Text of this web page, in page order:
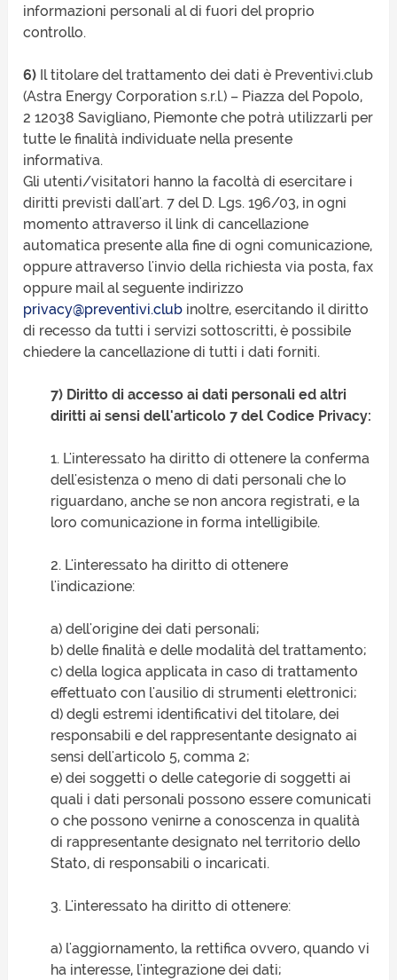
informazioni personali al di fuori del proprio
controllo.
6) Il titolare del trattamento dei dati è Preventivi.club
(Astra Energy Corporation s.r.l.) – Piazza del Popolo,
2 12038 Savigliano, Piemonte che potrà utilizzarli per
tutte le finalità individuate nella presente
informativa.
Gli utenti/visitatori hanno la facoltà di esercitare i
diritti previsti dall'art. 7 del D. Lgs. 196/03, in ogni
momento attraverso il link di cancellazione
automatica presente alla fine di ogni comunicazione,
oppure attraverso l'invio della richiesta via posta, fax
oppure mail al seguente indirizzo
privacy@preventivi.club inoltre, esercitando il diritto
di recesso da tutti i servizi sottoscritti, è possibile
chiedere la cancellazione di tutti i dati forniti.
7) Diritto di accesso ai dati personali ed altri
diritti ai sensi dell'articolo 7 del Codice Privacy:
1. L'interessato ha diritto di ottenere la conferma
dell'esistenza o meno di dati personali che lo
riguardano, anche se non ancora registrati, e la
loro comunicazione in forma intelligibile.
2. L'interessato ha diritto di ottenere
l'indicazione:
a) dell'origine dei dati personali;
b) delle finalità e delle modalità del trattamento;
c) della logica applicata in caso di trattamento
effettuato con l'ausilio di strumenti elettronici;
d) degli estremi identificativi del titolare, dei
responsabili e del rappresentante designato ai
sensi dell'articolo 5, comma 2;
e) dei soggetti o delle categorie di soggetti ai
quali i dati personali possono essere comunicati
o che possono venirne a conoscenza in qualità
di rappresentante designato nel territorio dello
Stato, di responsabili o incaricati.
3. L'interessato ha diritto di ottenere:
a) l'aggiornamento, la rettifica ovvero, quando vi
ha interesse, l'integrazione dei dati;